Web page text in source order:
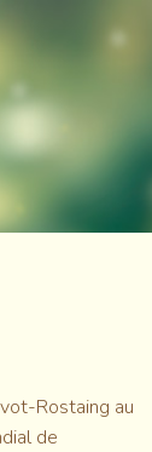
Rostaing au
de